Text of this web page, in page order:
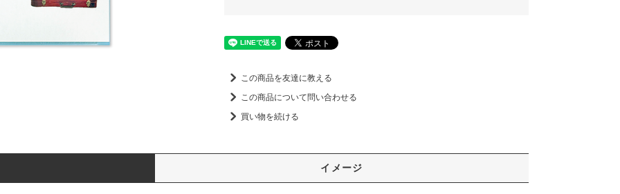
この商品を友達に教える
この商品について問い合わせる
買い物を続ける
イメージ